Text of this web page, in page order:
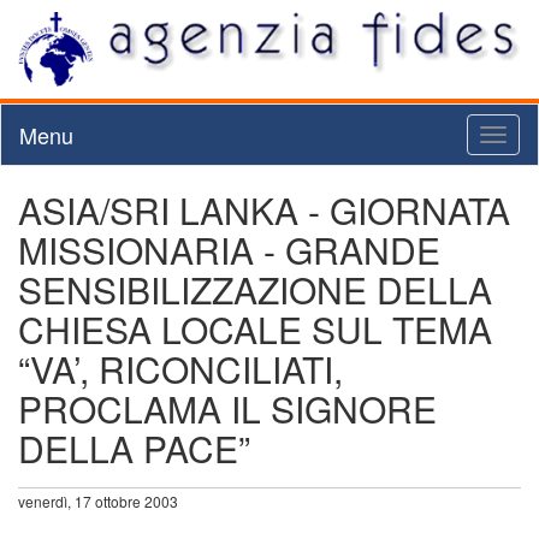
Menu
ASIA/SRI LANKA - GIORNATA
MISSIONARIA - GRANDE
SENSIBILIZZAZIONE DELLA
CHIESA LOCALE SUL TEMA
“VA’, RICONCILIATI,
PROCLAMA IL SIGNORE
DELLA PACE”
venerdì, 17 ottobre 2003